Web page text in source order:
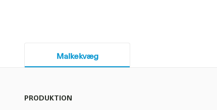
Malkekvæg
PRODUKTION